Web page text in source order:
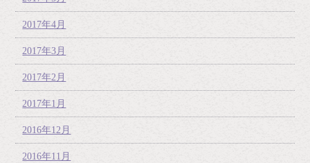
2017年4月
2017年3月
2017年2月
2017年1月
2016年12月
2016年11月